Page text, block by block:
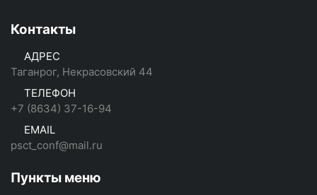
Контакты
АДРЕС
Таганрог, Некрасовский 44
ТЕЛЕФОН
+7 (8634) 37-16-94
EMAIL
psct_conf@mail.ru
Пункты меню